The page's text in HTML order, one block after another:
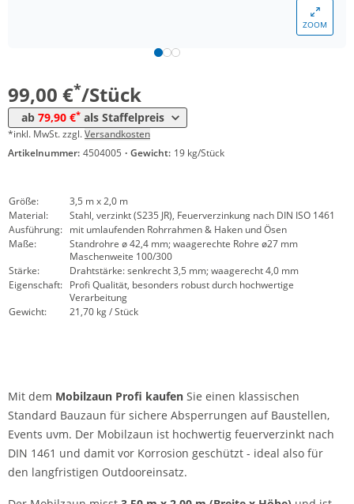
ZOOM
99,00 €*/Stück
ab 79,90 €* als Staffelpreis
*inkl. MwSt. zzgl.Versandkosten
Artikelnummer: 4504005 · Gewicht: 19 kg/Stück
Größe:
3,5 m x 2,0 m
Material:
Stahl, verzinkt (S235 JR), Feuerverzinkung nach DIN ISO 1461
Ausführung: mit umlaufenden Rohrrahmen & Haken und Ösen
Maße:
Standrohre ø 42,4 mm; waagerechte Rohre ø27 mm
Maschenweite 100/300
Stärke:
Drahtstärke: senkrecht 3,5 mm; waagerecht 4,0 mm
Eigenschaft: Profi Qualität, besonders robust durch hochwertige
Verarbeitung
Gewicht:
21,70 kg / Stück
Mit dem Mobilzaun Profi kaufen Sie einen klassischen
Standard Bauzaun für sichere Absperrungen auf Baustellen,
Events uvm. Der Mobilzaun ist hochwertig feuerverzinkt nach
DIN 1461 und damit vor Korrosion geschützt - ideal also für
den langfristigen Outdooreinsatz.